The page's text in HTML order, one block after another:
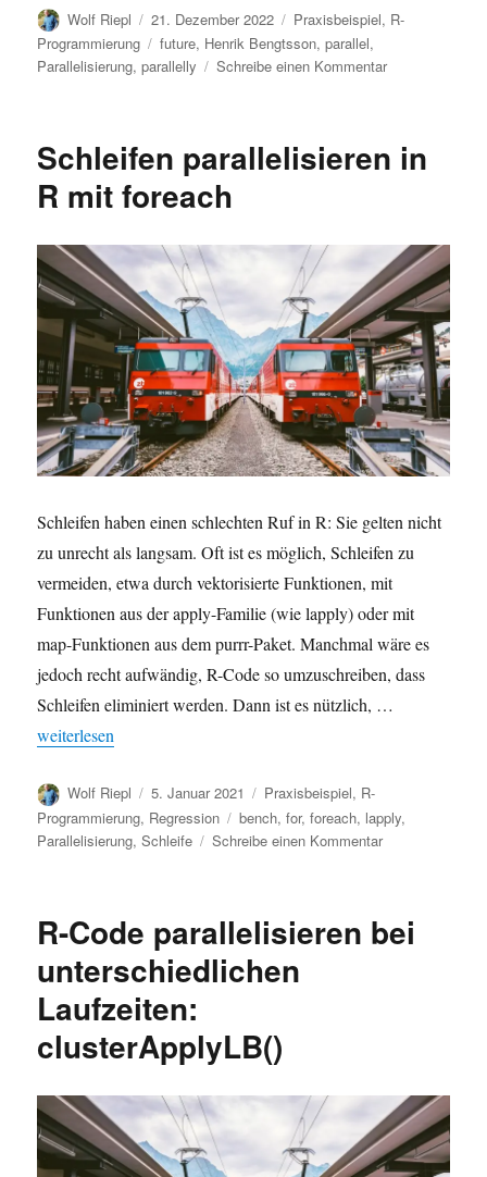
Autor
Wolf Riepl
Veröffentlicht
am
21. Dezember 2022 Kategorien
Praxisbeispiel, R-
Programmierung
Schlagwörter
future, Henrik Bengtsson,parallel,
Parallelisierung,parallelly Schreibe einen Kommentarzu
in
solltest
Schleifen parallelisieren in
R mit foreach
Schleifen haben einen schlechten Ruf in R: Sie gelten nicht
zu unrecht als langsam. Oft ist es möglich, Schleifen zu
vermeiden, etwa durch vektorisierte Funktionen, mit
Funktionen aus der apply-Familie (wie lapply) oder mit
map-Funktionen aus dem purrr-Paket. Manchmal wäre es
jedoch recht aufwändig, R-Code so umzuschreiben, dass
Schleifen eliminiert werden. Dann ist es nützlich, …
„Schleifen parallelisieren in R mit foreach“
weiterlesen
Autor
Wolf Riepl
Veröffentlicht
am
5. Januar 2021 Kategorien
Praxisbeispiel, R-
Programmierung, Regression Schlagwörter
bench,for,foreach, lapply,
Parallelisierung,Schleife Schreibe einen Kommentarzu
R
R-Code parallelisieren bei
unterschiedlichen
Laufzeiten:
clusterApplyLB()